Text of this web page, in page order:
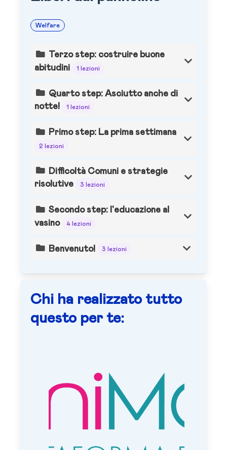
Welfare
Terzo step: costruire buone
abitudini
1 lezioni
Quarto step: Asciutto anche di
notte!
1 lezioni
Primo step: La prima settimana
2 lezioni
Difficoltà Comuni e strategie
risolutive
3 lezioni
Secondo step: l'educazione al
vasino
4 lezioni
Benvenuto! 3 lezioni
Chi ha realizzato tutto
questo per te: